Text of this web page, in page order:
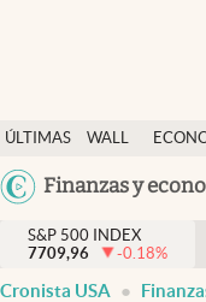
ÚLTIMAS
NOTICIAS
WALL
DÓLAR
Finanzas y
Finanzas y economía
Wall Street y dólar
Inmigración
S&P 500 INDEX
7709,96
-0.18%
Cronista USA